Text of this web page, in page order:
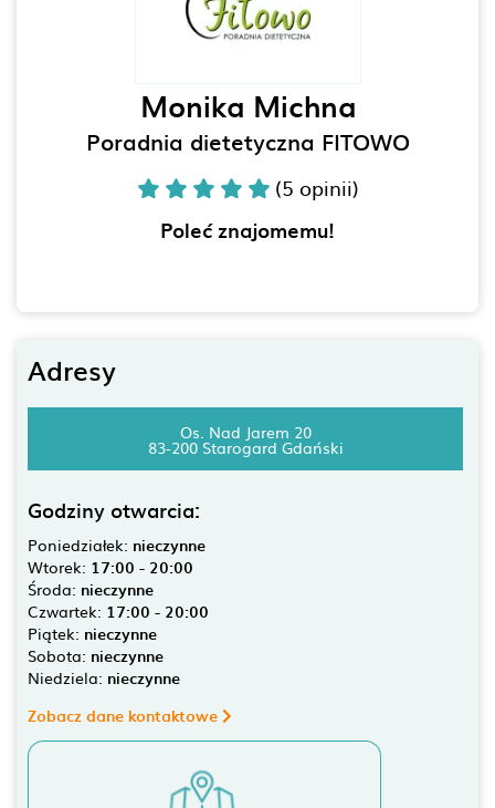
Monika Michna
Poradnia dietetyczna FITOWO
(5 opinii)
Poleć znajomemu!
Adresy
Os. Nad Jarem 20
83-200 Starogard Gdański
Godziny otwarcia:
Poniedziałek: nieczynne
Wtorek: 17:00 - 20:00
Środa: nieczynne
Czwartek: 17:00 - 20:00
Piątek: nieczynne
Sobota: nieczynne
Niedziela: nieczynne
Zobacz dane kontaktowe